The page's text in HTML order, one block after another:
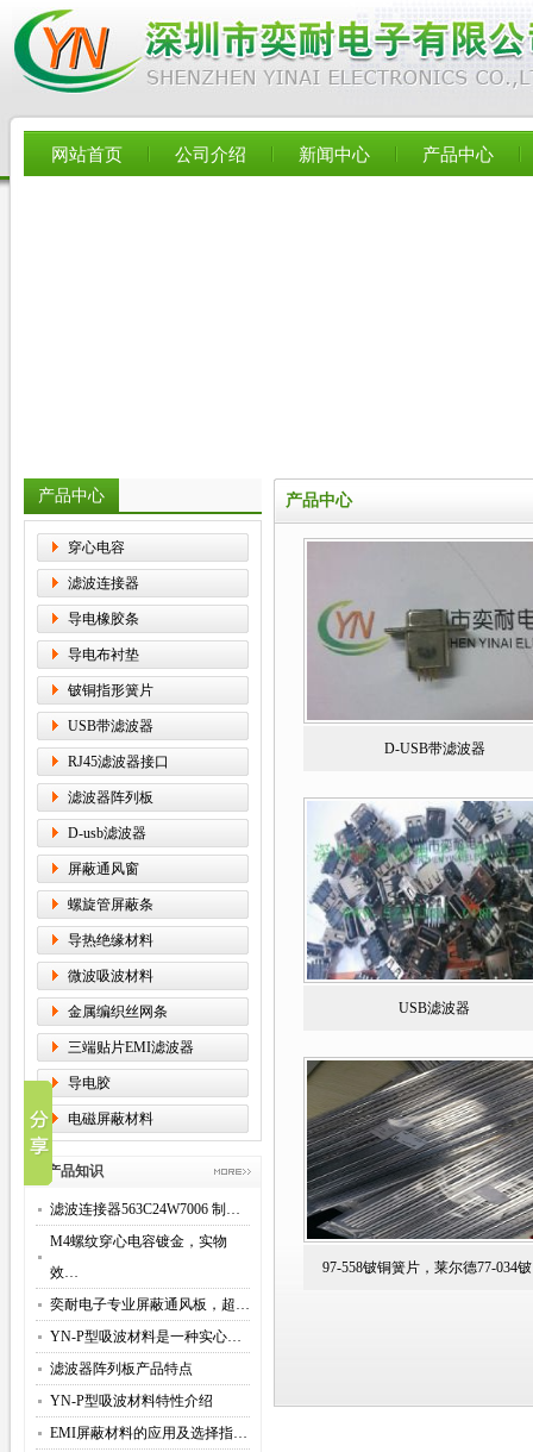
网站首页 公司介绍 新闻中心 产品中心
产品中心
穿心电容
滤波连接器
导电橡胶条
导电布衬垫
铍铜指形簧片
USB带滤波器
RJ45滤波器接口
滤波器阵列板
D-usb滤波器
屏蔽通风窗
螺旋管屏蔽条
导热绝缘材料
微波吸波材料
金属编织丝网条
三端贴片EMI滤波器
导电胶
电磁屏蔽材料
产品知识
滤波连接器563C24W7006 制…
M4螺纹穿心电容镀金，实物
效…
奕耐电子专业屏蔽通风板，超…
YN-P型吸波材料是一种实心…
滤波器阵列板产品特点
YN-P型吸波材料特性介绍
EMI屏蔽材料的应用及选择指…
产品中心
D-USB带滤波器
USB滤波器
97-558铍铜簧片，莱尔德77-034